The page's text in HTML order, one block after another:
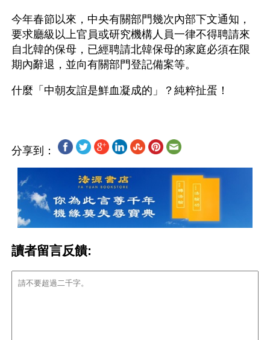
今年春節以來，中央有關部門幾次內部下文通知，
要求廳級以上官員或研究機構人員一律不得聘請來
自北韓的保母，已經聘請北韓保母的家庭必須在限
期內辭退，並向有關部門登記備案等。
分享到：
讀者留言反饋: